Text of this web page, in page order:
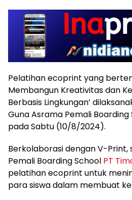
Pelatihan ecoprint yang
Membangun Kreativitas dan
Berbasis Lingkungan’
Guna Asrama Pemali Boarding
pada Sabtu (10/8/2024).
Berkolaborasi dengan V-Print,
Pemali Boarding School PT
pelatihan ecoprint untuk
para siswa dalam membuat